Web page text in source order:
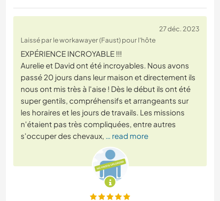
27 déc. 2023
Laissé par le workawayer (Faust) pour l'hôte
EXPÉRIENCE INCROYABLE !!!
Aurelie et David ont été incroyables. Nous avons
passé 20 jours dans leur maison et directement ils
nous ont mis très à l'aise ! Dès le début ils ont été
super gentils, compréhensifs et arrangeants sur
les horaires et les jours de travails. Les missions
n'étaient pas très compliquées, entre autres
s'occuper des chevaux, … read more